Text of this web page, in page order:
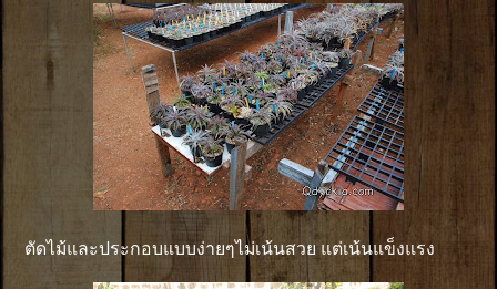
ตัดไม้และประกอบแบบง่ายๆไม่เน้นสวย แต่เน้นแข็งแรง